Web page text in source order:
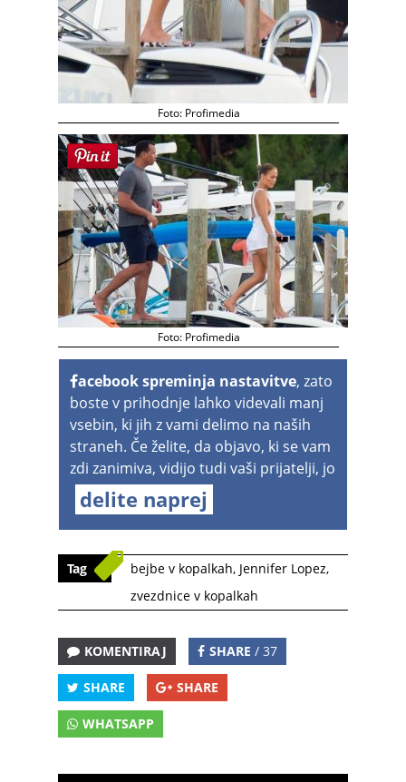
Foto: Profimedia
Foto: Profimedia
acebook spreminja nastavitve, zato
boste v prihodnje lahko videvali manj
vsebin, ki jih z vami delimo na naših
straneh. Če želite, da objavo, ki se vam
zdi zanimiva, vidijo tudi vaši prijatelji, jo
delite naprej
Tag bejbe v kopalkah, Jennifer Lopez,
zvezdnice v kopalkah
KOMENTIRAJ SHARE / 37
SHARE SHARE
WHATSAPP